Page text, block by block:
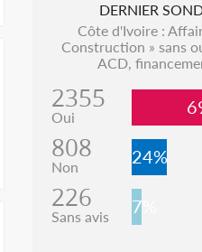
DERNIER
Côte d'Ivoire :
Construction » sans
ACD,
2355
Oui
808
Non 24%
226
Sans avis 7%